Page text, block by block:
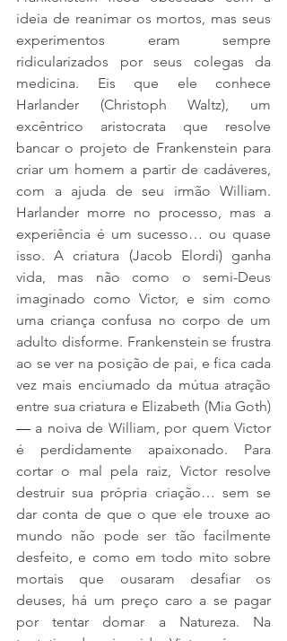
ideia de reanimar os mortos, mas seus
experimentos eram sempre
ridicularizados por seus colegas da
medicina. Eis que ele conhece
Harlander (Christoph Waltz), um
excêntrico aristocrata que resolve
bancar o projeto de Frankenstein para
criar um homem a partir de cadáveres,
com a ajuda de seu irmão William.
Harlander morre no processo, mas a
experiência é um sucesso… ou quase
isso. A criatura (Jacob Elordi) ganha
vida, mas não como o semi-Deus
imaginado como Victor, e sim como
uma criança confusa no corpo de um
adulto disforme. Frankenstein se frustra
ao se ver na posição de pai, e fica cada
vez mais enciumado da mútua atração
— a noiva de William, por quem Victor
é perdidamente apaixonado. Para
cortar o mal pela raiz, Victor resolve
destruir sua própria criação… sem se
dar conta de que o que ele trouxe ao
mundo não pode ser tão facilmente
desfeito, e como em todo mito sobre
mortais que ousaram desafiar os
deuses, há um preço caro a se pagar
por tentar domar a Natureza. Na